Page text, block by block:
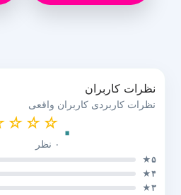
نظرات کاربران
نظرات کاربردی کاربران واقعی
۰ ☆
☆
☆
۰ نظر
۵★
۴★
۳★